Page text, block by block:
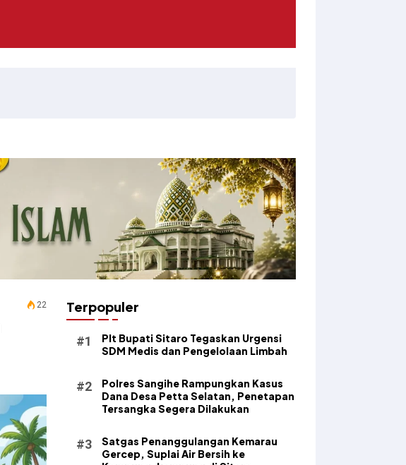
22 Terpopuler
​Plt Bupati Sitaro Tegaskan Urgensi
SDM Medis dan Pengelolaan Limbah
Polres Sangihe Rampungkan Kasus
Dana Desa Petta Selatan, Penetapan
Tersangka Segera Dilakukan
Satgas Penanggulangan Kemarau
Gercep, Suplai Air Bersih ke